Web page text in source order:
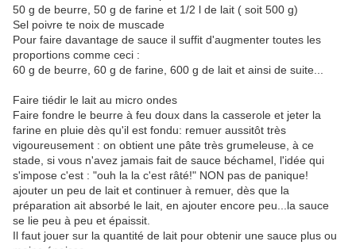
50 g de beurre, 50 g de farine et 1/2 l de lait ( soit 500 g)
Sel poivre te noix de muscade
Pour faire davantage de sauce il suffit d'augmenter toutes les
proportions comme ceci :
60 g de beurre, 60 g de farine, 600 g de lait et ainsi de suite...
Faire tiédir le lait au micro ondes
Faire fondre le beurre à feu doux dans la casserole et jeter la
farine en pluie dès qu'il est fondu: remuer aussitôt très
vigoureusement : on obtient une pâte très grumeleuse, à ce
stade, si vous n'avez jamais fait de sauce béchamel, l'idée qui
s'impose c'est : "ouh la la c'est râté!" NON pas de panique!
ajouter un peu de lait et continuer à remuer, dès que la
préparation ait absorbé le lait, en ajouter encore peu...la sauce
se lie peu à peu et épaissit.
Il faut jouer sur la quantité de lait pour obtenir une sauce plus ou